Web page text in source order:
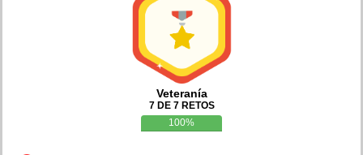
Veteranía
7 DE 7 RETOS
100%